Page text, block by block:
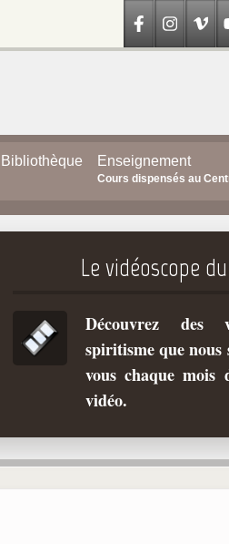
Bibliothèque Enseignement
Cours dispensés au
Le vidéoscope
Découvrez des
spiritisme que nous
vous chaque mois
vidéo.